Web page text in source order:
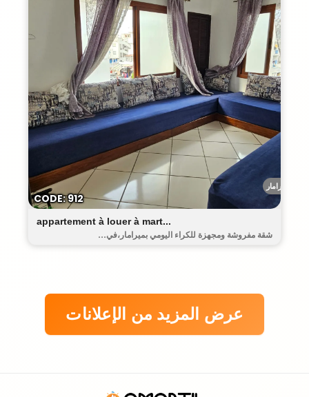
ميرامار
appartement à louer à mart...
شقة مفروشة ومجهزة للكراء اليومي بميرامار،في...
CODE: 912
عرض المزيد من الإعلانات